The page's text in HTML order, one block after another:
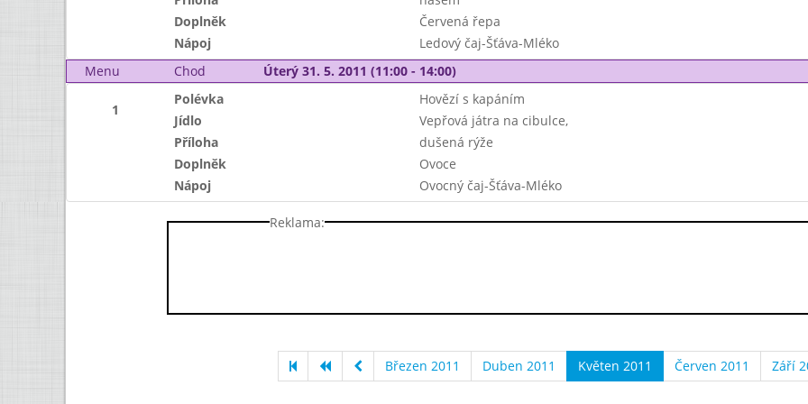
Doplněk
Červená řepa
Nápoj
Ledový čaj-Šťáva-Mléko
Menu
Chod Úterý 31. 5. 2011 (11:00 - 14:00)
1
Polévka
Hovězí s kapáním
Jídlo
Vepřová játra na cibulce,
Příloha
dušená rýže
Doplněk
Ovoce
Nápoj
Ovocný čaj-Šťáva-Mléko
Reklama:
Březen 2011 Duben 2011 Květen 2011 Červen 2011 Září